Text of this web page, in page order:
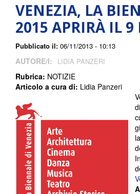
VENEZIA, LA
2015 APRIRÀ IL 9
Pubblicato il: 06/11/2013 - 10:13
AUTORE/I: LIDIA PANZERI
Rubrica: NOTIZIE
Articolo a cura di: Lidia Panzeri